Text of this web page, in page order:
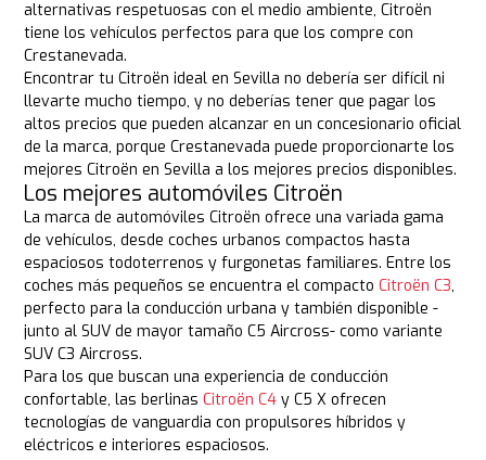
alternativas respetuosas con el medio ambiente, Citroën
tiene los vehículos perfectos para que los compre con
Crestanevada.
Encontrar tu Citroën ideal en Sevilla no debería ser difícil ni
llevarte mucho tiempo, y no deberías tener que pagar los
altos precios que pueden alcanzar en un concesionario oficial
de la marca, porque Crestanevada puede proporcionarte los
mejores Citroën en Sevilla a los mejores precios disponibles.
Los mejores automóviles Citroën
La marca de automóviles Citroën ofrece una variada gama
de vehículos, desde coches urbanos compactos hasta
espaciosos todoterrenos y furgonetas familiares. Entre los
coches más pequeños se encuentra el compactoCitroën C3,
perfecto para la conducción urbana y también disponible -
junto al SUV de mayor tamaño C5 Aircross- como variante
SUV C3 Aircross.
Para los que buscan una experiencia de conducción
confortable, las berlinasCitroën C4 y C5 X ofrecen
tecnologías de vanguardia con propulsores híbridos y
eléctricos e interiores espaciosos.